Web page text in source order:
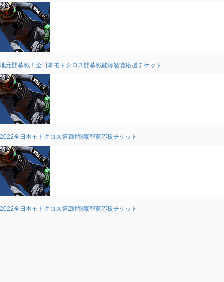
地元開幕戦！全日本モトクロス開幕戦能塚智寛応援チケット
2022全日本モトクロス第3戦能塚智寛応援チケット
2022全日本モトクロス第2戦能塚智寛応援チケット